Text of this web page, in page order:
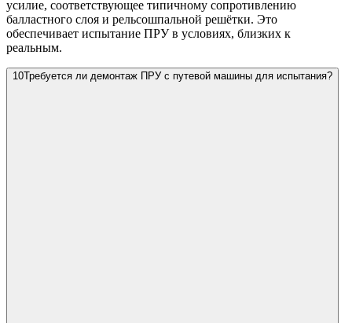
усилие, соответствующее типичному сопротивлению
балластного слоя и рельсошпальной решётки. Это
обеспечивает испытание ПРУ в условиях, близких к
реальным.
10Требуется ли демонтаж ПРУ с путевой машины для испытания?